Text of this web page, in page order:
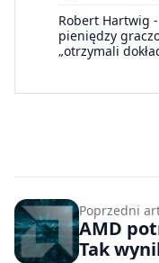
Robert Hartwig -
pieniędzy
„otrzymali
Poprzedni
AMD
Tak